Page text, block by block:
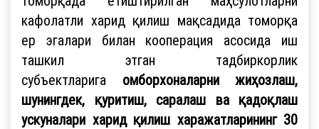
кафолатли харид қилиш мақсадида томорқа
ер эгалари билан кооперация асосида иш
ташкил этган тадбиркорлик
субъектларига омборхоналарни жиҳозлаш,
шунингдек, қуритиш, саралаш ва қадоқлаш
ускуналари харид қилиш харажатларининг 30